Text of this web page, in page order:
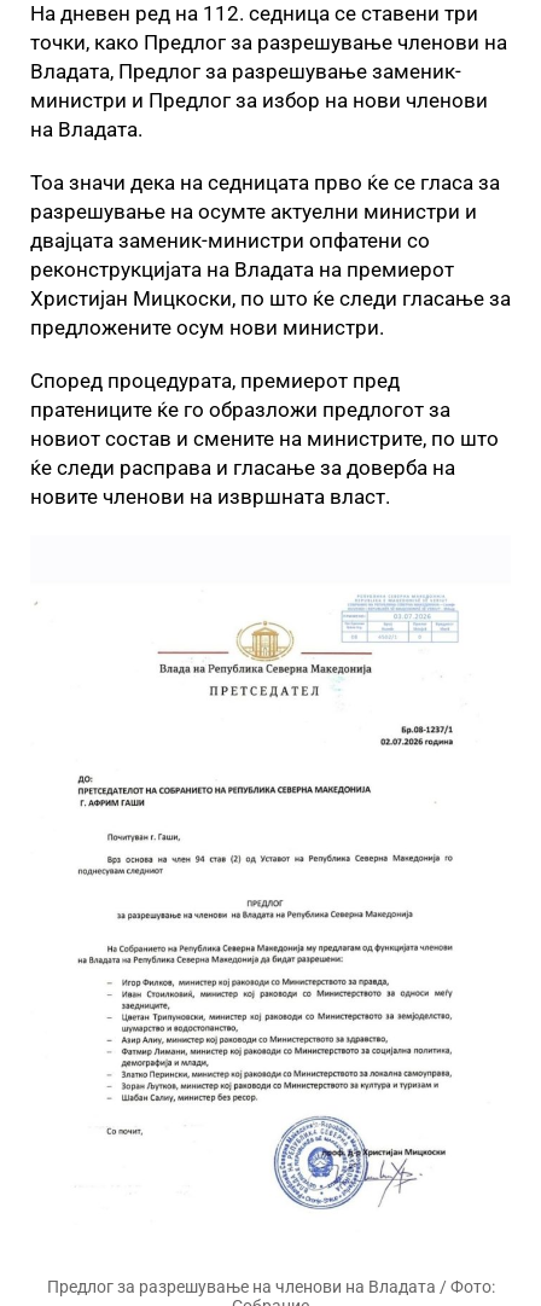
На дневен ред на 112. седница се ставени три
точки, како Предлог за разрешување членови на
Владата, Предлог за разрешување заменик-
министри и Предлог за избор на нови членови
на Владата.
Тоа значи дека на седницата прво ќе се гласа за
разрешување на осумте актуелни министри и
двајцата заменик-министри опфатени со
реконструкцијата на Владата на премиерот
Христијан Мицкоски, по што ќе следи гласање за
предложените осум нови министри.
Според процедурата, премиерот пред
пратениците ќе го образложи предлогот за
новиот состав и смените на министрите, по што
ќе следи расправа и гласање за доверба на
новите членови на извршната власт.
Предлог за разрешување на членови на Владата / Фото: